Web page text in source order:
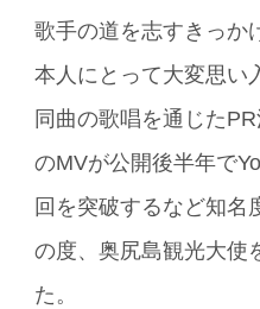
歌手の道を志すきっか
本人にとって大変思い
同曲の歌唱を通じたPR
のMVが公開後半年で
回を突破するなど知名
の度、奥尻島観光大使
た。